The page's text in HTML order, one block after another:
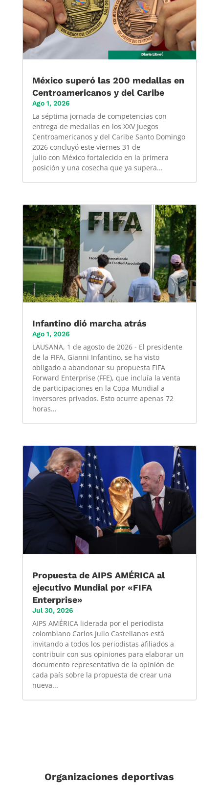
México superó las 200 medallas en
Centroamericanos y del Caribe
Ago 1, 2026
La séptima jornada de competencias con
entrega de medallas en los XXV Juegos
Centroamericanos y del Caribe Santo Domingo
2026 concluyó este viernes 31 de
julio con México fortalecido en la primera
posición y una cosecha que ya supera...
Infantino dió marcha atrás
Ago 1, 2026
LAUSANA, 1 de agosto de 2026 - El presidente
de la FIFA, Gianni Infantino, se ha visto
obligado a abandonar su propuesta FIFA
Forward Enterprise (FFE), que incluía la venta
de participaciones en la Copa Mundial a
inversores privados. Esto ocurre apenas 72
horas...
Propuesta de AIPS AMÉRICA al
ejecutivo Mundial por «FIFA
Enterprise»
Jul 30, 2026
AIPS AMÉRICA liderada por el periodista
colombiano Carlos Julio Castellanos está
invitando a todos los periodistas afiliados a
contribuir con sus opiniones para elaborar un
documento representativo de la opinión de
cada país sobre la propuesta de crear una
nueva...
Organizaciones deportivas